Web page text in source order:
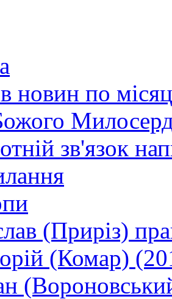
новин по
зв'язок
(Приріз)
(Комар)